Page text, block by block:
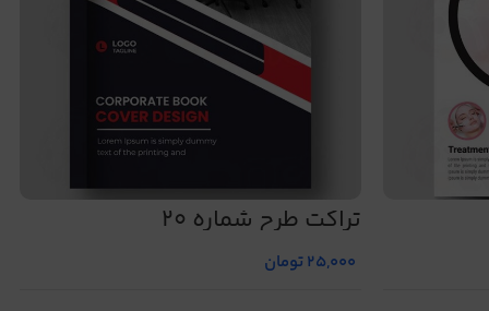
تراکت طرح شماره 20
25,000تومان